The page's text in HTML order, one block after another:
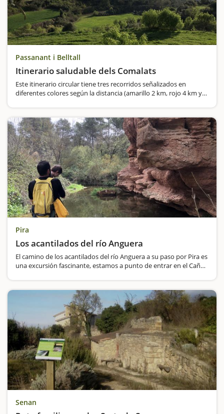
Passanant i Belltall
Itinerario saludable dels Comalats
Este itinerario circular tiene tres recorridos señalizados en
diferentes colores según la distancia (amarillo 2 km, rojo 4 km y
Pira
Los acantilados del río Anguera
El camino de los acantilados del río Anguera a su paso por Pira es
una excursión fascinante, estamos a punto de entrar en el Cañón
Senan